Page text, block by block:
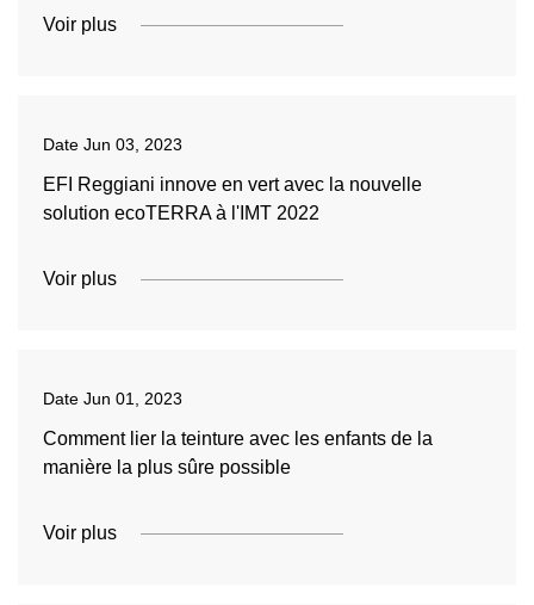
Voir plus
Date Jun 03, 2023
EFI Reggiani innove en vert avec la nouvelle
solution ecoTERRA à l'IMT 2022
Voir plus
Date Jun 01, 2023
Comment lier la teinture avec les enfants de la
manière la plus sûre possible
Voir plus